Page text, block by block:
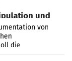
und
von
die
Manipulation und